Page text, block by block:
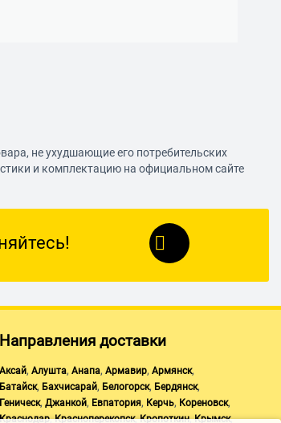
не ухудшающие его потребительских
и комплектацию на официальном сайте
Направления доставки
Аксай, Алушта, Анапа, Армавир, Армянск,
Батайск, Бахчисарай, Белогорск, Бердянск,
Геническ, Джанкой, Евпатория, Керчь, Кореновск,
Краснодар,Красноперекопск,Кропоткин,Крымск,